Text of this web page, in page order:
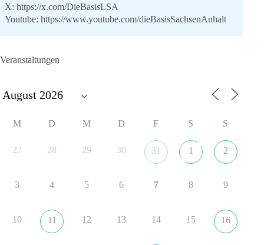
X: https://x.com/DieBasisLSA
Youtube: https://www.youtube.com/dieBasisSachsenAnhalt
lohnt, dieBasis zu wählen.
22 Auf Facebook ansehen
DieBasis
1 Tag zuvor
Veranstaltungen
M D M D F S S
27 28 29 30 31 1 2
3 4 5 6 7 8 9
10 11 12 13 14 15 16